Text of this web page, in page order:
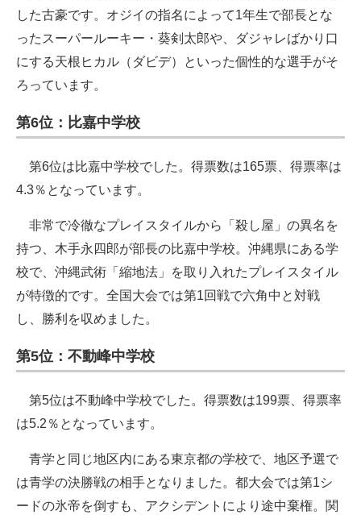
した古豪です。オジイの指名によって1年生で部長とな
ったスーパールーキー・葵剣太郎や、ダジャレばかり口
にする天根ヒカル（ダビデ）といった個性的な選手がそ
ろっています。
第6位：比嘉中学校
第6位は比嘉中学校でした。得票数は165票、得票率は
4.3％となっています。
非常で冷徹なプレイスタイルから「殺し屋」の異名を
持つ、木手永四郎が部長の比嘉中学校。沖縄県にある学
校で、沖縄武術「縮地法」を取り入れたプレイスタイル
が特徴的です。全国大会では第1回戦で六角中と対戦
し、勝利を収めました。
第5位：不動峰中学校
第5位は不動峰中学校でした。得票数は199票、得票率
は5.2％となっています。
青学と同じ地区内にある東京都の学校で、地区予選で
は青学の決勝戦の相手となりました。都大会では第1シ
ードの氷帝を倒すも、アクシデントにより途中棄権。関